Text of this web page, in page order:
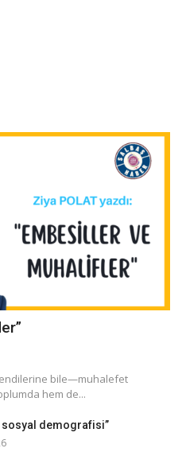
bile—muhalefet
hem de...
sosyal demografisi”